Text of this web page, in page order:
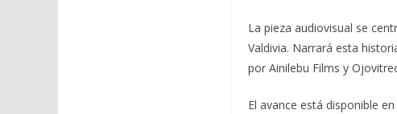
La pieza audiovisual se
Valdivia. Narrará esta
por Ainilebu Films y
El avance está disponible